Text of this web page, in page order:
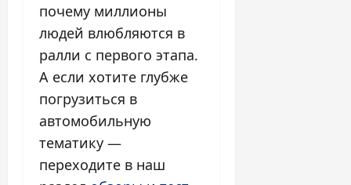
почему миллионы
людей влюбляются в
ралли с первого этапа.
А если хотите глубже
погрузиться в
автомобильную
тематику —
переходите в наш